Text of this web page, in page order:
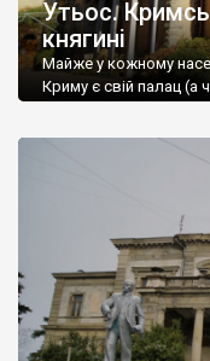
Утьос.
княгині
Майже у кожному
Криму є свій палац (а